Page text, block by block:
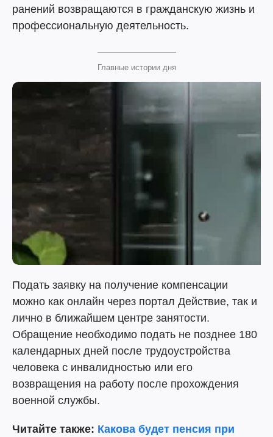
ранений возвращаются в гражданскую жизнь и
профессиональную деятельность.
Главные истории дня
Подать заявку на получение компенсации
можно как онлайн через портал Действие, так и
лично в ближайшем центре занятости.
Обращение необходимо подать не позднее 180
календарных дней после трудоустройства
человека с инвалидностью или его
возвращения на работу после прохождения
военной службы.
Читайте также: Какова будет пенсия при